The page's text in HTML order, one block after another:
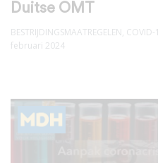
Duitse OMT
BESTRIJDINGSMAATREGELEN, COVID-
februari 2024